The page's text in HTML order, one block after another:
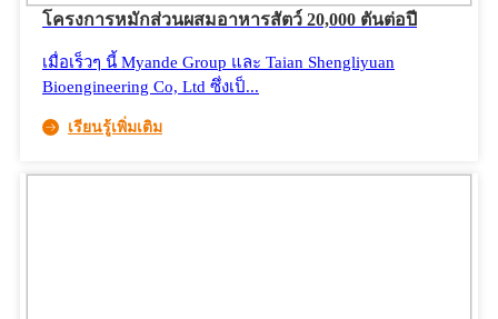
โครงการหมักส่วนผสมอาหารสัตว์ 20,000 ตันต่อปี
เมื่อเร็วๆ นี้ Myande Group และ Taian Shengliyuan
Bioengineering Co, Ltd ซึ่งเป็...
เรียนรู้เพิ่มเติม